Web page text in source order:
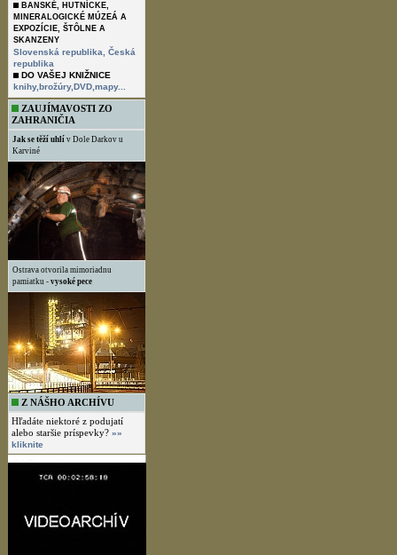
BANSKÉ, HUTNÍCKE,
MINERALOGICKÉ MÚZEÁ A
EXPOZÍCIE, ŠTÔLNE A
SKANZENY
Slovenská republika,
Česká
republika
DO VAŠEJ KNIŽNICE
knihy,brožúry,DVD,mapy...
ZAUJÍMAVOSTI ZO
ZAHRANIČIA
Jak se těží uhlí v Dole Darkov u
Karviné
Ostrava otvorila mimoriadnu
pamiatku - vysoké pece
Z NÁŠHO ARCHÍVU
Hľadáte niektoré z podujatí
alebo staršie príspevky? »»
kliknite